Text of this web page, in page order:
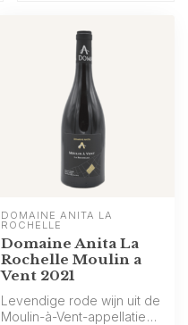
DOMAINE ANITA LA
ROCHELLE
Domaine Anita La
Rochelle Moulin a
Vent 2021
Levendige rode wijn uit de
Moulin-à-Vent-appellatie